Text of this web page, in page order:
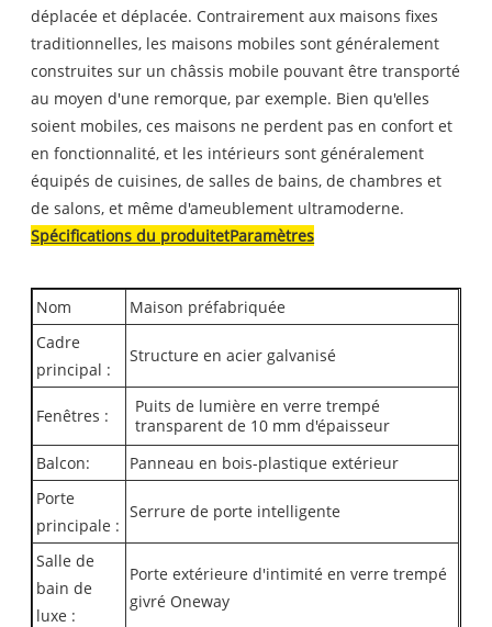
déplacée et déplacée. Contrairement aux maisons fixes
traditionnelles, les maisons mobiles sont généralement
construites sur un châssis mobile pouvant être transporté
au moyen d'une remorque, par exemple. Bien qu'elles
soient mobiles, ces maisons ne perdent pas en confort et
en fonctionnalité, et les intérieurs sont généralement
équipés de cuisines, de salles de bains, de chambres et
de salons, et même d'ameublement ultramoderne.
Spécifications du produitetParamètres
Nom
Maison préfabriquée
Cadre
principal :
Structure en acier galvanisé
Fenêtres :
Puits de lumière en verre trempé
transparent de 10 mm d'épaisseur
Balcon:
Panneau en bois-plastique extérieur
Porte
principale :
Serrure de porte intelligente
Salle de
bain de
luxe :
Porte extérieure d'intimité en verre trempé
givré Oneway